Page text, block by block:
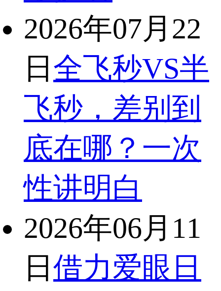
2026年07月22
日 全飞秒VS半
飞秒，差别到
底在哪？一次
性讲明白
2026年06月11
日 借力爱眼日